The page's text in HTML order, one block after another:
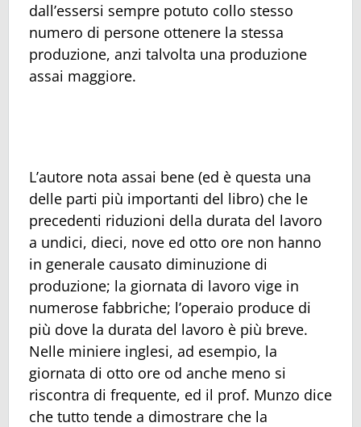
dall’essersi sempre potuto collo stesso
numero di persone ottenere la stessa
produzione, anzi talvolta una produzione
assai maggiore.
L’autore nota assai bene (ed è questa una
delle parti più importanti del libro) che le
precedenti riduzioni della durata del lavoro
a undici, dieci, nove ed otto ore non hanno
in generale causato diminuzione di
produzione; la giornata di lavoro vige in
numerose fabbriche; l’operaio produce di
più dove la durata del lavoro è più breve.
Nelle miniere inglesi, ad esempio, la
giornata di otto ore od anche meno si
riscontra di frequente, ed il prof. Munzo dice
che tutto tende a dimostrare che la